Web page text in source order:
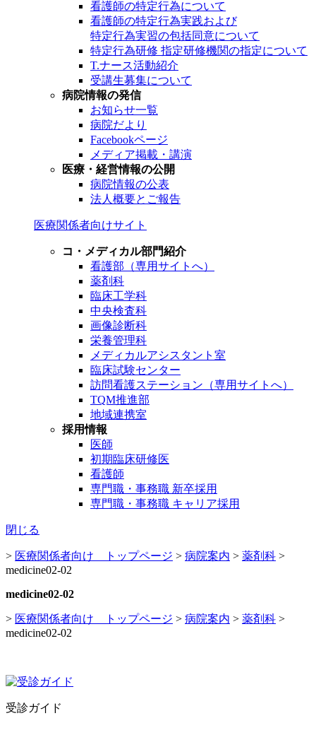
看護師の特定行為について
看護師の特定行為実践および
特定行為実習の包括同意について
特定行為研修 指定研修機関の指定について
T.ナース活動紹介
受講生募集について
病院情報の発信
お知らせ一覧
病院だより
Facebookページ
メディア掲載・講演
医療・経営情報の公開
病院情報の公表
法人概要とご報告
医療関係者向けサイト
コ・メディカル部門紹介
看護部（専用サイトへ）
薬剤科
臨床工学科
中央検査科
画像診断科
栄養管理科
メディカルアシスタント室
臨床試験センター
訪問看護ステーション（専用サイトへ）
TQM推進部
地域連携室
採用情報
医師
初期臨床研修医
看護師
専門職・事務職 新卒採用
専門職・事務職 キャリア採用
閉じる
> 医療関係者向け トップページ > 病院案内 > 薬剤科 >
medicine02-02
medicine02-02
> 医療関係者向け トップページ > 病院案内 > 薬剤科 >
medicine02-02
受診ガイド